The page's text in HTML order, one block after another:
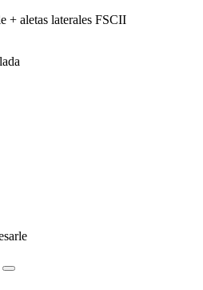
+ aletas laterales FSCII